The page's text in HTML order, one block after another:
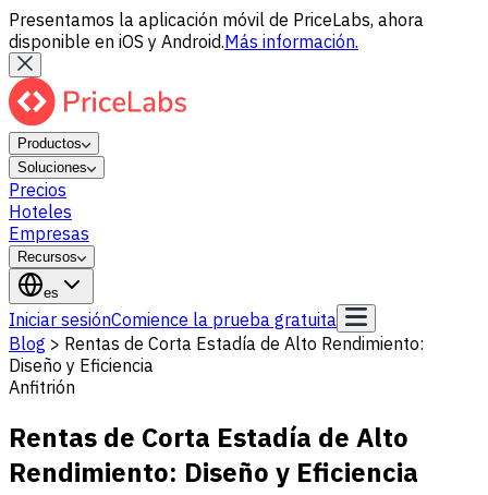
Presentamos la aplicación móvil de PriceLabs, ahora
disponible en iOS y Android.Más información.
Productos
Soluciones
Precios
Hoteles
Empresas
Recursos
es
Iniciar sesiónComience la prueba gratuita
Blog > Rentas de Corta Estadía de Alto Rendimiento:
Diseño y Eficiencia
Anfitrión
Rentas de Corta Estadía de Alto
Rendimiento: Diseño y Eficiencia